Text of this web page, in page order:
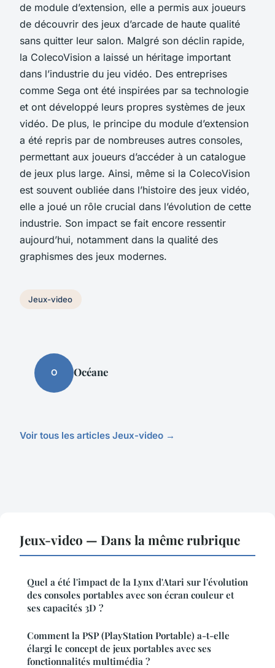
de module d’extension, elle a permis aux joueurs
de découvrir des jeux d’arcade de haute qualité
sans quitter leur salon. Malgré son déclin rapide,
la ColecoVision a laissé un héritage important
dans l’industrie du jeu vidéo. Des entreprises
comme Sega ont été inspirées par sa technologie
et ont développé leurs propres systèmes de jeux
vidéo. De plus, le principe du module d’extension
a été repris par de nombreuses autres consoles,
permettant aux joueurs d’accéder à un catalogue
de jeux plus large. Ainsi, même si la ColecoVision
est souvent oubliée dans l’histoire des jeux vidéo,
elle a joué un rôle crucial dans l’évolution de cette
industrie. Son impact se fait encore ressentir
aujourd’hui, notamment dans la qualité des
graphismes des jeux modernes.
Jeux-video
O Océane
Voir tous les articles Jeux-video →
Jeux-video — Dans la même rubrique
Quel a été l'impact de la Lynx d'Atari sur l'évolution
des consoles portables avec son écran couleur et
ses capacités 3D ?
Comment la PSP (PlayStation Portable) a-t-elle
élargi le concept de jeux portables avec ses
fonctionnalités multimédia ?